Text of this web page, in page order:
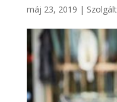
máj 23, 2019 |